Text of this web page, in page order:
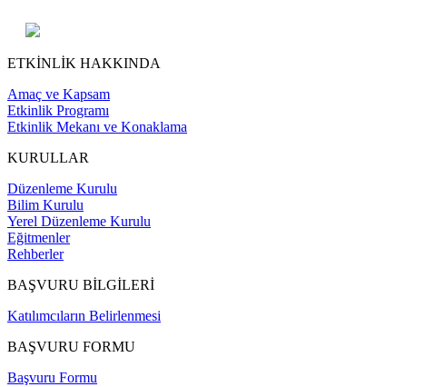
ETKİNLİK HAKKINDA
Amaç ve Kapsam
Etkinlik Programı
Etkinlik Mekanı ve Konaklama
KURULLAR
Düzenleme Kurulu
Bilim Kurulu
Yerel Düzenleme Kurulu
Eğitmenler
Rehberler
BAŞVURU BİLGİLERİ
Katılımcıların Belirlenmesi
BAŞVURU FORMU
Başvuru Formu